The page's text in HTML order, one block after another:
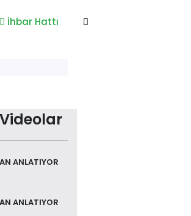
İhbar Hattı
ANLATIYOR
ANLATIYOR